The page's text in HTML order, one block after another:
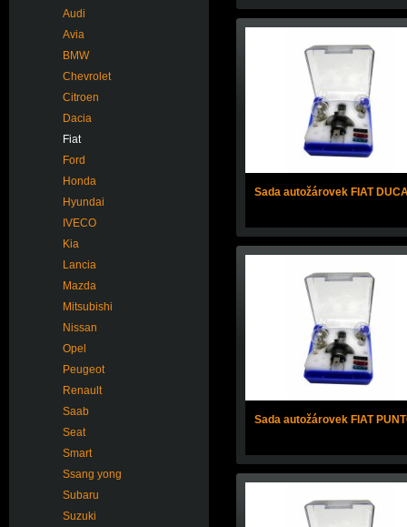
Audi
Avia
BMW
Chevrolet
Citroen
Dacia
Fiat
Ford
Honda
Hyundai
IVECO
Kia
Lancia
Mazda
Mitsubishi
Nissan
Opel
Peugeot
Renault
Saab
Seat
Smart
Ssang yong
Subaru
Suzuki
Sada autožárovek FIAT
Sada autožárovek FIAT